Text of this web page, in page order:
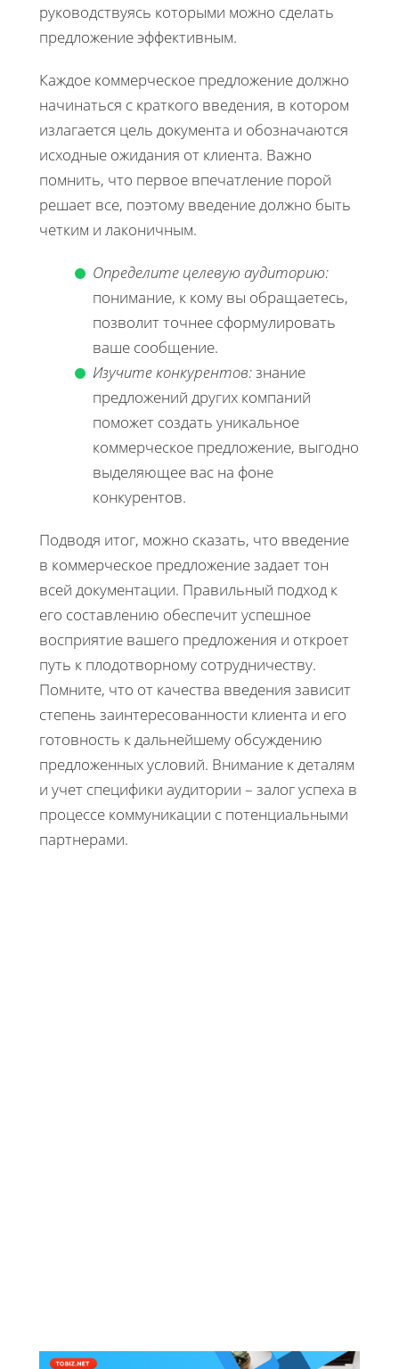
руководствуясь которыми можно сделать
предложение эффективным.
Каждое коммерческое предложение должно
начинаться с краткого введения, в котором
излагается цель документа и обозначаются
исходные ожидания от клиента. Важно
помнить, что первое впечатление порой
решает все, поэтому введение должно быть
четким и лаконичным.
Определите целевую аудиторию:
понимание, к кому вы обращаетесь,
позволит точнее сформулировать
ваше сообщение.
Изучите конкурентов:знание
предложений других компаний
поможет создать уникальное
коммерческое предложение, выгодно
выделяющее вас на фоне
конкурентов.
Подводя итог, можно сказать, что введение
в коммерческое предложение задает тон
всей документации. Правильный подход к
его составлению обеспечит успешное
восприятие вашего предложения и откроет
путь к плодотворному сотрудничеству.
Помните, что от качества введения зависит
степень заинтересованности клиента и его
готовность к дальнейшему обсуждению
предложенных условий. Внимание к деталям
и учет специфики аудитории – залог успеха в
процессе коммуникации с потенциальными
партнерами.